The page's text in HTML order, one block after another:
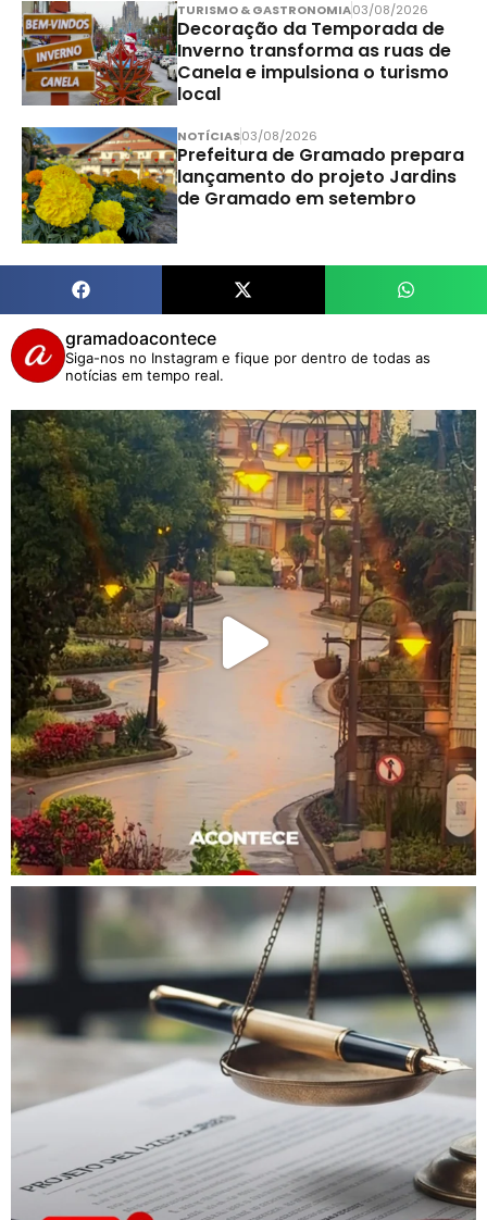
TURISMO & GASTRONOMIA03/08/2026
Decoração da Temporada de
Inverno transforma as ruas de
Canela e impulsiona o turismo
local
NOTÍCIAS03/08/2026
Prefeitura de Gramado prepara
lançamento do projeto Jardins
de Gramado em setembro
gramadoacontece
Siga-nos no Instagram e fique por dentro de todas as
notícias em tempo real.